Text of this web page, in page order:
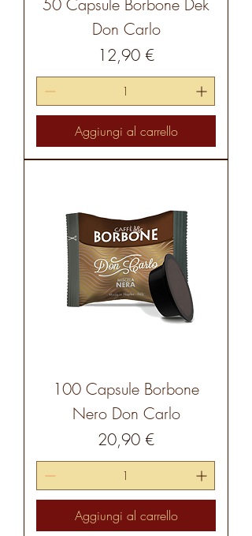
50 Capsule Borbone Dek
Don Carlo
Prezzo
12,90 €
Aggiungi al carrello
100 Capsule Borbone
Nero Don Carlo
Prezzo
20,90 €
Aggiungi al carrello